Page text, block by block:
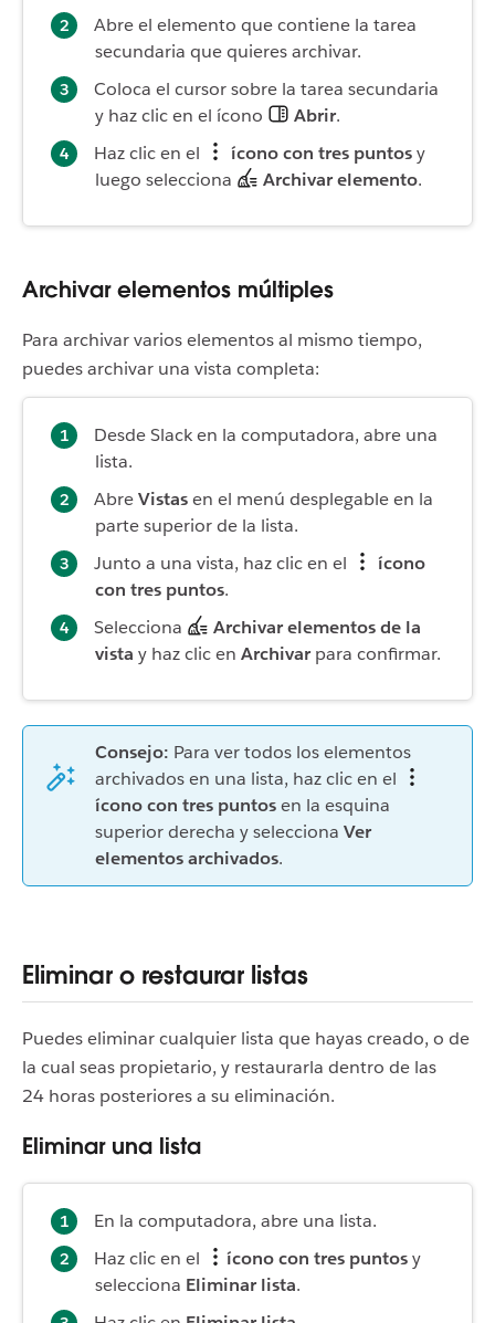
Abre el elemento que contiene la tarea
secundaria que quieres archivar.
Coloca el cursor sobre la tarea secundaria
y haz clic en el ícono
Abrir.
Haz clic en el
ícono con tres puntosy
luego selecciona
Archivar elemento.
Archivar elementos múltiples
Para archivar varios elementos al mismo tiempo,
puedes archivar una vista completa:
Desde Slack en la computadora, abre una
lista.
AbreVistasen el menú desplegable en la
parte superior de la lista.
Junto a una vista, haz clic en el
ícono
con tres puntos.
Selecciona
Archivar elementos de la
vista y haz clic en Archivarpara confirmar.
Consejo: Para ver todos los elementos
archivados en una lista, haz clic en el
ícono con tres puntosen la esquina
superior derecha y selecciona Ver
elementos archivados.
Eliminar o restaurar listas
Puedes eliminar cualquier lista que hayas creado, o de
la cual seas propietario, y restaurarla dentro de las
24 horas posteriores a su eliminación.
Eliminar una lista
En la computadora, abre una lista.
Haz clic en el
ícono con tres puntosy
selecciona Eliminar lista.